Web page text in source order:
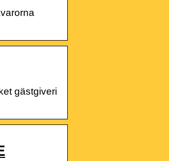
gästgiveri